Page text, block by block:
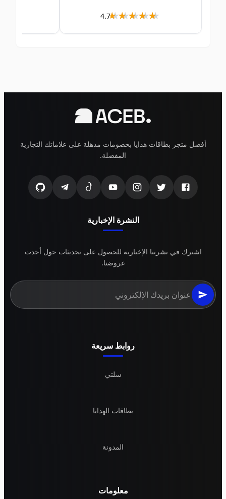
★★★★★
★★★★★
4.7
أفضل متجر بطاقات هدايا بخصومات مذهلة على علاماتك التجارية
المفضلة.
النشرة الإخبارية
اشترك في نشرتنا الإخبارية للحصول على تحديثات حول أحدث
عروضنا.
روابط سريعة
سلتي
بطاقات الهدايا
المدونة
معلومات